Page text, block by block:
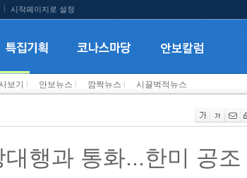
시작페이지로 설정
보기 안보뉴스 깜짝뉴스 시끌벅적뉴스
행과 통화...한미 공조